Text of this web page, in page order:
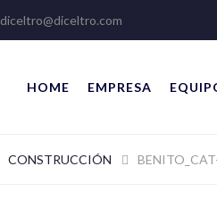
diceltro@diceltro.com
HOME EMPRESA
CONSTRUCCIÓN